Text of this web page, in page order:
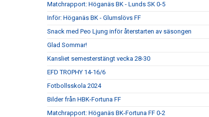
Matchrapport: Höganäs BK - Lunds SK 0-5
Inför: Höganäs BK - Glumslövs FF
Snack med Peo Ljung inför återstarten av säsongen
Glad Sommar!
Kansliet semesterstängt vecka 28-30
EFD TROPHY 14-16/6
Fotbollsskola 2024
Bilder från HBK-Fortuna FF
Matchrapport: Höganäs BK-Fortuna FF 0-2